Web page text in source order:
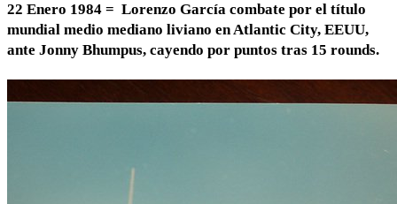
22 Enero 1984 = Lorenzo García combate por el título
mundial medio mediano liviano en Atlantic City, EEUU,
ante Jonny Bhumpus, cayendo por puntos tras 15 rounds.